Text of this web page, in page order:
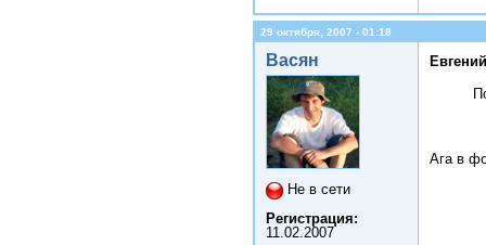
29 октября, 2007 - 01:18
Васян
Не в сети
Регистрация:
11.02.2007
Ага в